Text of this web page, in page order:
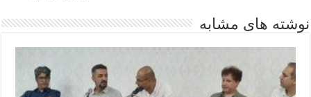
نوشته های مشابه